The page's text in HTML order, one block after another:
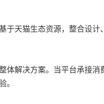
于天猫生态资源，整合设计
体解决方案。当平台承接消
。